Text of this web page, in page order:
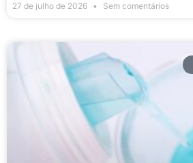
27 de julho de 2026 Sem comentários